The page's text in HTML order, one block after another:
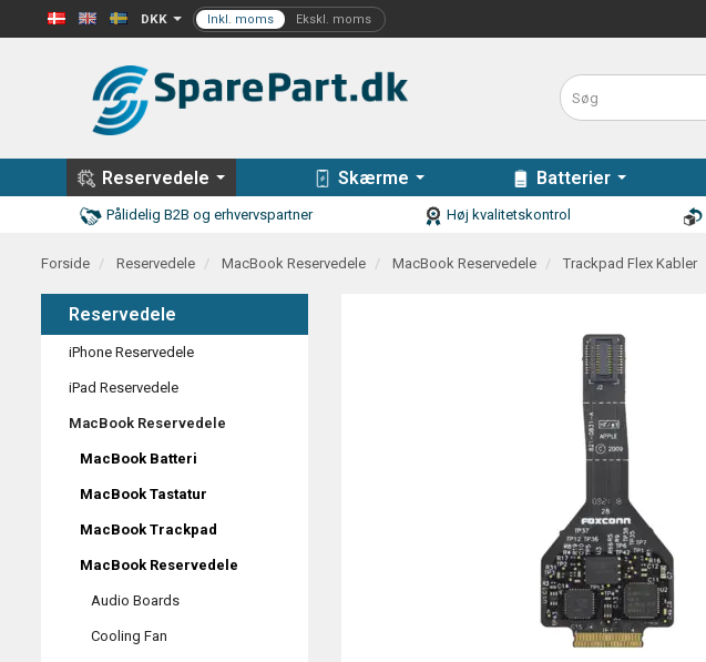
DKK
Reservedele Skærme Batterier
Pålidelig B2B og erhvervspartner Høj kvalitetskontrol
Forside Reservedele MacBook Reservedele MacBook Reservedele Trackpad Flex Kabler
Reservedele
iPhone Reservedele
iPad Reservedele
MacBook Reservedele
MacBook Batteri
MacBook Tastatur
MacBook Trackpad
MacBook Reservedele
Audio Boards
Cooling Fan